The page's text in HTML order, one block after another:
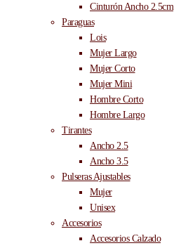
Cinturón Ancho 2.5cm
Paraguas
Lois
Mujer Largo
Mujer Corto
Mujer Mini
Hombre Corto
Hombre Largo
Tirantes
Ancho 2.5
Ancho 3.5
Pulseras Ajustables
Mujer
Unisex
Accesorios
Accesorios Calzado